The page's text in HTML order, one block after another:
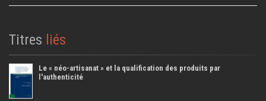
Titres liés
Le « néo-artisanat » et la qualification des produits par
l'authenticité